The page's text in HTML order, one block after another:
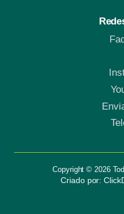
Copyright © 2026
Criado por: